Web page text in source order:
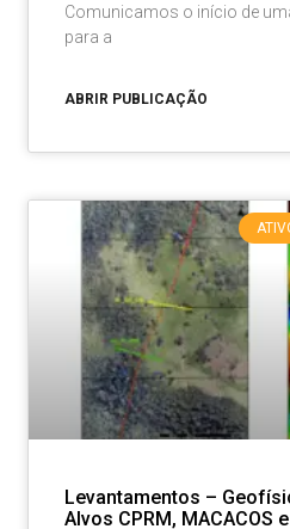
Comunicamos o início de
para a
ABRIR PUBLICAÇÃO
Levantamentos –
Alvos CPRM, MACACOS